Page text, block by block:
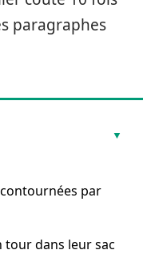
paragraphes
par
tour dans leur sac